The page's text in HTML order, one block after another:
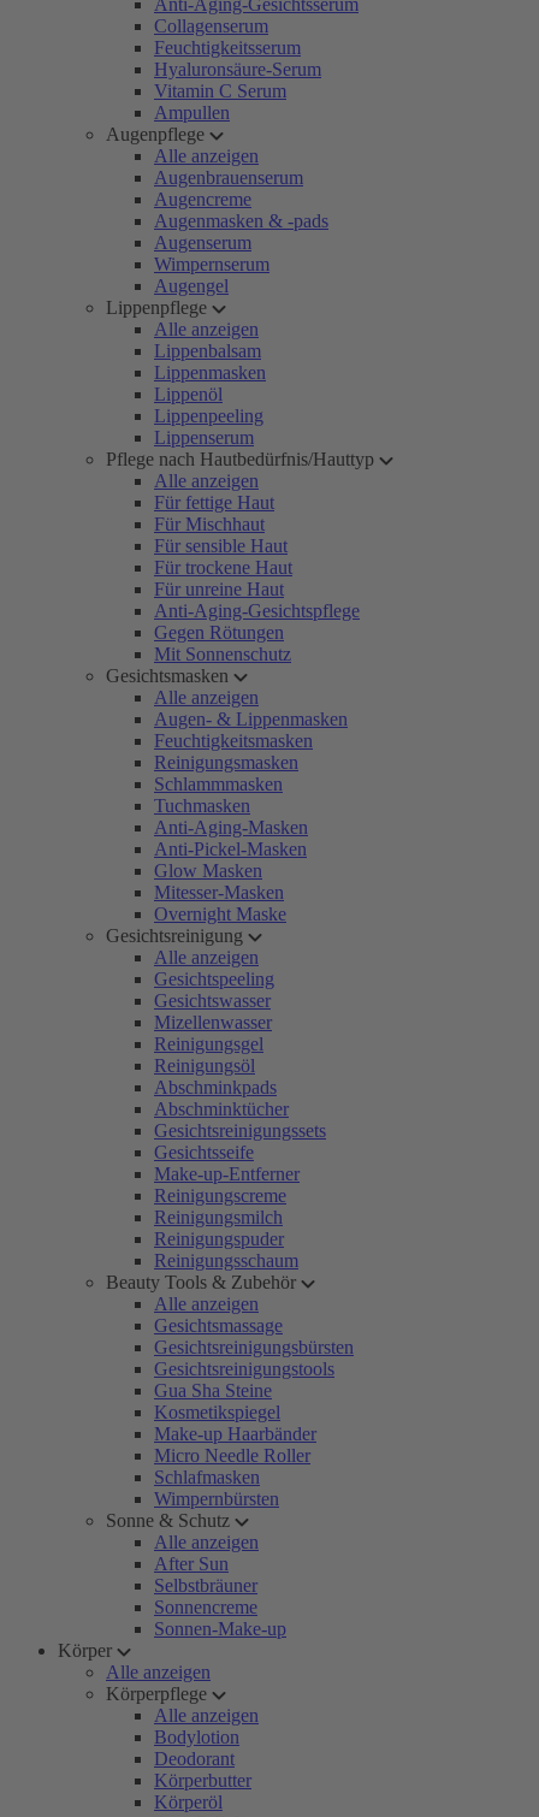
Anti-Aging-Gesichtsserum
Collagenserum
Feuchtigkeitsserum
Hyaluronsäure-Serum
Vitamin C Serum
Ampullen
Augenpflege
Alle anzeigen
Augenbrauenserum
Augencreme
Augenmasken & -pads
Augenserum
Wimpernserum
Augengel
Lippenpflege
Alle anzeigen
Lippenbalsam
Lippenmasken
Lippenöl
Lippenpeeling
Lippenserum
Pflege nach Hautbedürfnis/Hauttyp
Alle anzeigen
Für fettige Haut
Für Mischhaut
Für sensible Haut
Für trockene Haut
Für unreine Haut
Anti-Aging-Gesichtspflege
Gegen Rötungen
Mit Sonnenschutz
Gesichtsmasken
Alle anzeigen
Augen- & Lippenmasken
Feuchtigkeitsmasken
Reinigungsmasken
Schlammmasken
Tuchmasken
Anti-Aging-Masken
Anti-Pickel-Masken
Glow Masken
Mitesser-Masken
Overnight Maske
Gesichtsreinigung
Alle anzeigen
Gesichtspeeling
Gesichtswasser
Mizellenwasser
Reinigungsgel
Reinigungsöl
Abschminkpads
Abschminktücher
Gesichtsreinigungssets
Gesichtsseife
Make-up-Entferner
Reinigungscreme
Reinigungsmilch
Reinigungspuder
Reinigungsschaum
Beauty Tools & Zubehör
Alle anzeigen
Gesichtsmassage
Gesichtsreinigungsbürsten
Gesichtsreinigungstools
Gua Sha Steine
Kosmetikspiegel
Make-up Haarbänder
Micro Needle Roller
Schlafmasken
Wimpernbürsten
Sonne & Schutz
Alle anzeigen
After Sun
Selbstbräuner
Sonnencreme
Sonnen-Make-up
Körper
Alle anzeigen
Körperpflege
Alle anzeigen
Bodylotion
Deodorant
Körperbutter
Körperöl